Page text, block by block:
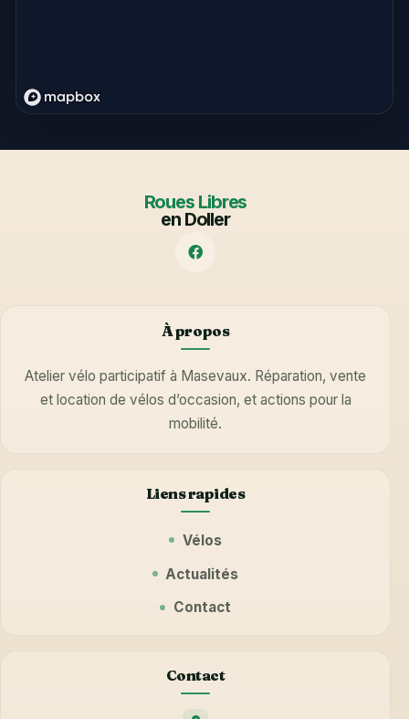
Roues Libres
en Doller
À propos
Atelier vélo participatif à Masevaux. Réparation, vente
et location de vélos d’occasion, et actions pour la
mobilité.
Liens rapides
Vélos
Actualités
Contact
Contact